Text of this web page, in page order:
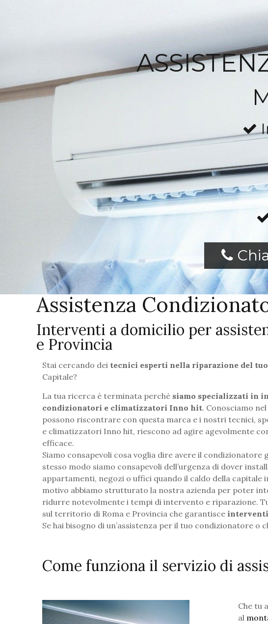
Assistenza
Interventi a domicilio per
e Provincia
Stai cercando dei tecnici esperti nella riparazione del
Capitale?
La tua ricerca è terminata perchè siamo specializzati in
condizionatori e climatizzatori Inno hit. Conosciamo
possono riscontrare con questa marca e i nostri tecnici,
e climatizzatori Inno hit, riescono ad agire agevolmente
efficace.
Siamo consapevoli cosa voglia dire avere il condizionatore
stesso modo siamo consapevoli dell’urgenza di dover
appartamenti, negozi o uffici quando il caldo della
motivo abbiamo strutturato la nostra azienda per poter
ridurre notevolmente i tempi di intervento e riparazione.
sul territorio di Roma e Provincia che garantisce
Se hai bisogno di un’assistenza per il tuo condizionatore o
Come funziona il servizio di
Che tu
al